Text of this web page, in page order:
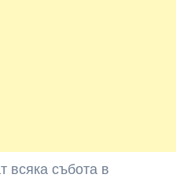
всяка събота в